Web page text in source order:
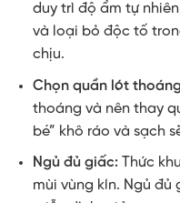
duy trì độ ẩm tự
và loại bỏ độc tố
chịu.
Chọn quần lót
thoáng và nên thay
bé” khô ráo và sạch
Ngủ đủ giấc:Thức
mùi vùng kín. Ngủ